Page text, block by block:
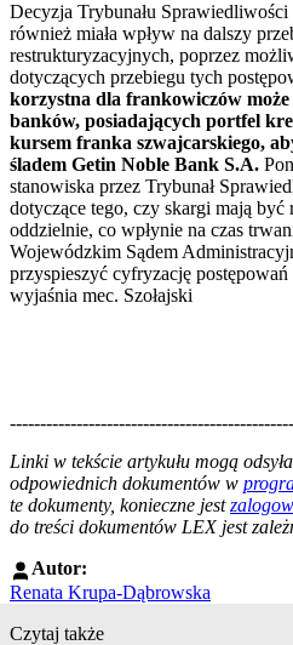
Decyzja Trybunału
również miała wpływ na dalszy
restrukturyzacyjnych, poprzez
dotyczących przebiegu tych
korzystna dla frankowiczów może
banków, posiadających portfel
kursem franka szwajcarskiego,
śladem Getin Noble Bank S.A.
stanowiska przez Trybunał
dotyczące tego, czy skargi mają być
oddzielnie, co wpłynie na czas
Wojewódzkim Sądem
przyspieszyć cyfryzację
wyjaśnia mec. Szołajski
Linki w tekście artykułu mogą
odpowiednich dokumentów w
te dokumenty, konieczne jest
do treści dokumentów LEX jest
Autor:
Renata Krupa-Dąbrowska
Czytaj także